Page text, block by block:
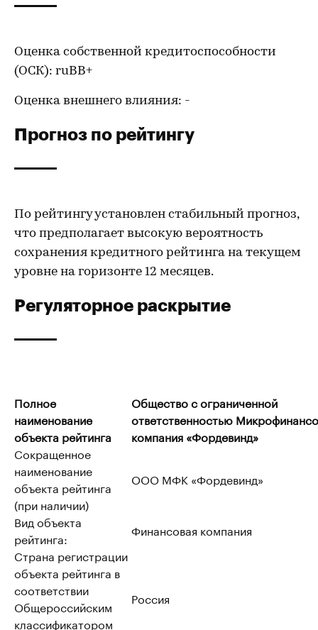
Оценка собственной кредитоспособности
(ОСК): ruBB+
Оценка внешнего влияния: -
Прогноз по рейтингу
По рейтингу установлен стабильный прогноз,
что предполагает высокую вероятность
сохранения кредитного рейтинга на текущем
уровне на горизонте 12 месяцев.
Регуляторное раскрытие
Полное
наименование
объекта рейтинга
Общество с ограниченной
ответственностью
компания «Фордевинд»
Сокращенное
наименование
объекта рейтинга
(при наличии)
ООО МФК «Фордевинд»
Вид объекта
рейтинга:
Финансовая компания
Страна регистрации
объекта рейтинга в
соответствии
Общероссийским
классификатором
Россия